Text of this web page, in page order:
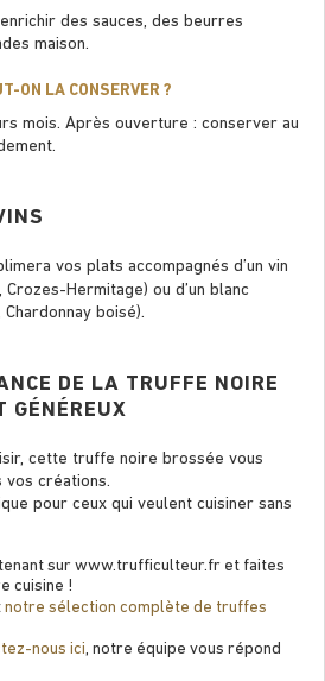
des sauces, des beurres
maison.
ON LA CONSERVER ?
mois. Après ouverture : conserver au
vos plats accompagnés d’un vin
Hermitage) ou d’un blanc
boisé).
DE LA TRUFFE NOIRE
GÉNÉREUX
cette truffe noire brossée vous
vos créations.
pour ceux qui veulent cuisiner sans
sur www.trufﬁculteur.fr et faites
cuisine !
notre sélection complète de truffes
nous ici, notre équipe vous répond